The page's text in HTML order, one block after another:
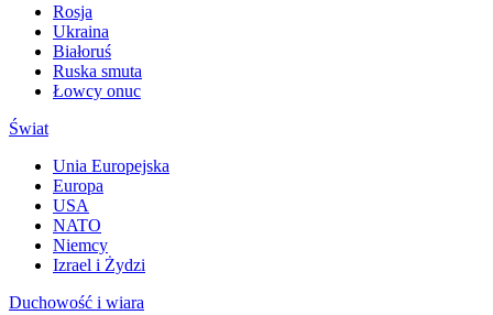
Rosja
Ukraina
Białoruś
Ruska smuta
Łowcy onuc
Świat
Unia Europejska
Europa
USA
NATO
Niemcy
Izrael i Żydzi
Duchowość i wiara